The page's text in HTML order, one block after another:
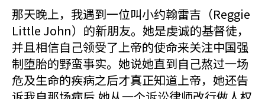
那天晚上，我遇到一位叫小约翰雷吉（Reggie
Little John）的新朋友。她是虔诚的基督徒，
并且相信自己领受了上帝的使命来关注中国强
制堕胎的野蛮事实。她说她直到自己熬过一场
危及生命的疾病之后才真正知道上帝，她还告